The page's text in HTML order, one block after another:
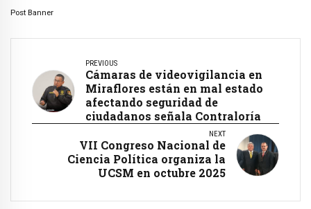
Post Banner
PREVIOUS
Cámaras de videovigilancia en
Miraflores están en mal estado
afectando seguridad de
ciudadanos señala Contraloría
NEXT
VII Congreso Nacional de
Ciencia Política organiza la
UCSM en octubre 2025